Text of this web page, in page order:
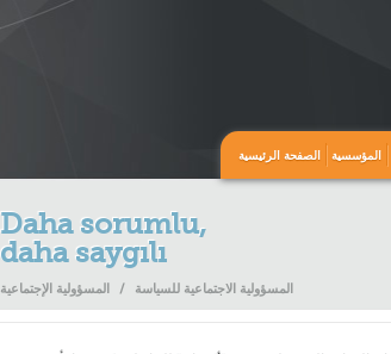
الصفحة الرئيسية المؤسسية
Daha sorumlu,
daha saygılı
/ المسؤولية الاجتماعية للسياسة